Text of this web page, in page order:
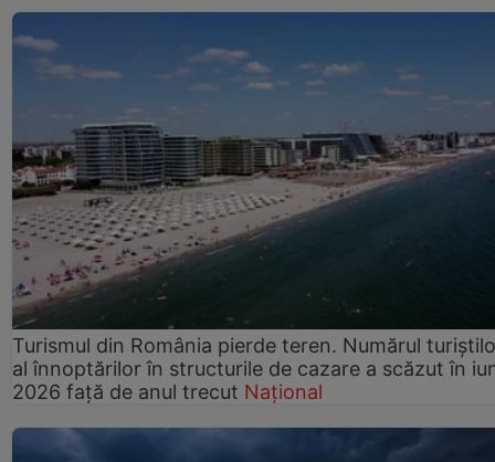
Turismul din România pierde teren. Numărul
al înnoptărilor în structurile de cazare a scăzut în
2026 față de anul trecut Național